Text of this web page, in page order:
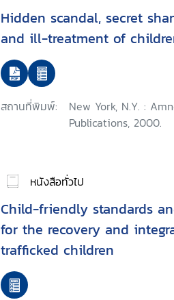
Hidden scandal, secret
and ill-treatment of
สถานที่พิมพ์:
New York, N.Y. :
Publications, 2000.
หนังสือทั่วไป
Child-friendly standards
for the recovery and
trafficked children